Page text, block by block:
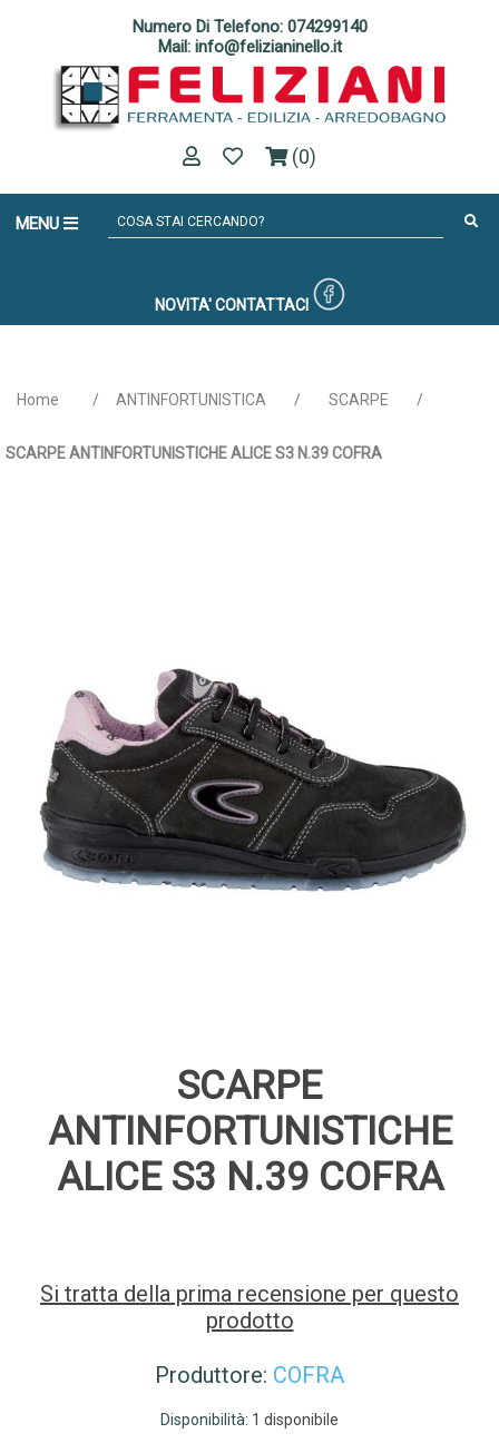
Numero Di Telefono: 074299140
Mail: info@felizianinello.it
(0)
MENU
NOVITA' CONTATTACI
Home / ANTINFORTUNISTICA / SCARPE /
SCARPE ANTINFORTUNISTICHE ALICE S3 N.39 COFRA
SCARPE
ANTINFORTUNISTICHE
ALICE S3 N.39 COFRA
Si tratta della prima recensione per questo
prodotto
Produttore: COFRA
Disponibilità: 1 disponibile